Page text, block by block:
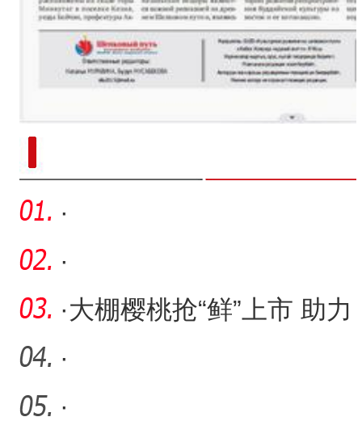
·
·
·大棚樱桃抢“鲜”上市 助力
职工增收致富
·
·